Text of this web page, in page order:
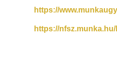
https://
https://